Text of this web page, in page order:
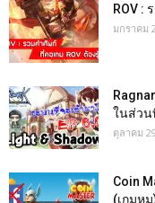
ROV :
มกราคม
ในส่วน
ตุลาคม
Coin
(เกมหมู